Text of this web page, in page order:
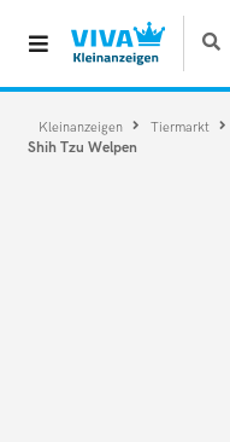
Kleinanzeigen Tiermarkt
Shih Tzu Welpen